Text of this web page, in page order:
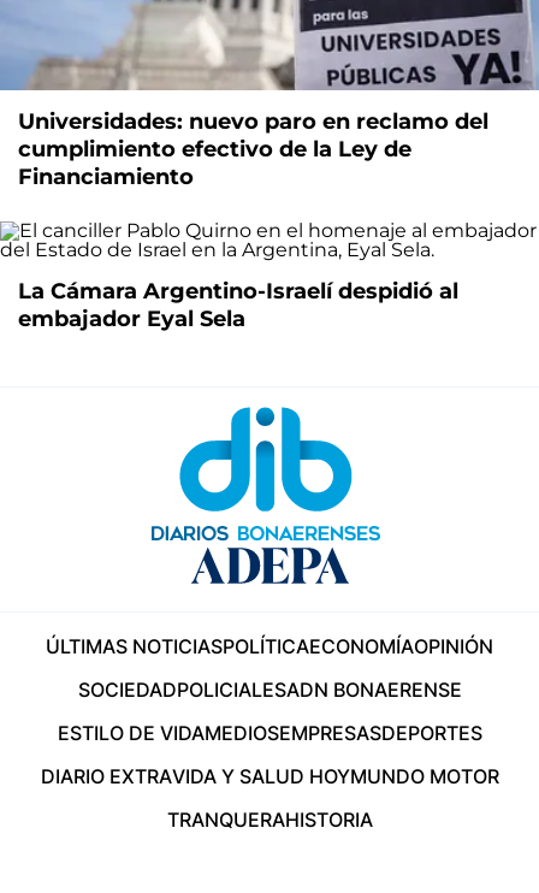
Universidades: nuevo paro en reclamo del
cumplimiento efectivo de la Ley de
Financiamiento
La Cámara Argentino-Israelí despidió al
embajador Eyal Sela
ÚLTIMAS NOTICIASPOLÍTICAECONOMÍAOPINIÓN
SOCIEDADPOLICIALESADN BONAERENSE
ESTILO DE VIDAMEDIOSEMPRESASDEPORTES
DIARIO EXTRAVIDA Y SALUD HOYMUNDO MOTOR
TRANQUERAHISTORIA